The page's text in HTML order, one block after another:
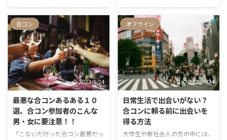
ン。友人の紹介でもあるため、変
な人が来る心配も少なくて済むと
いうメリットも大きいですよね。
しかし、なかなか合コンで良い出
会いに繋げることができないと悩
んでいる方もいらっしゃるのでは
ないでしょうか。実は合コンのや
り方にも、コツがあるんです。 そ
方に向けて覚えておくべき必勝攻
略法をお届けしていきたいと思い
ます！
相手と直接会い、セックスをする
ことを指すスラングです。 スマ
ートフォンの普及に従い、SNSで
知り合った人と直接会うことにた
めらいがなくなった昨今、オフパ
コに抵抗がなくなっている方も増
えているようですね。 もちろん
SNSでの出会いは貴重ですし、大
だっておかしなことではありませ
ん。しかし、オフパコ狙いの男に
は危険な側面があるのも忘れては
いけない事実です。 そこで今回
合コン
2023/9/24
最悪な合コンあるある１０
選、合コン参加者のこんな
男・女に要注意！！
「こないだ行った合コン最悪だっ
オフライン
2023/9/24
日常生活で出会いがない？
合コンに頼る前に出会いを
得る方法
大学生や新社会人の方の中には、